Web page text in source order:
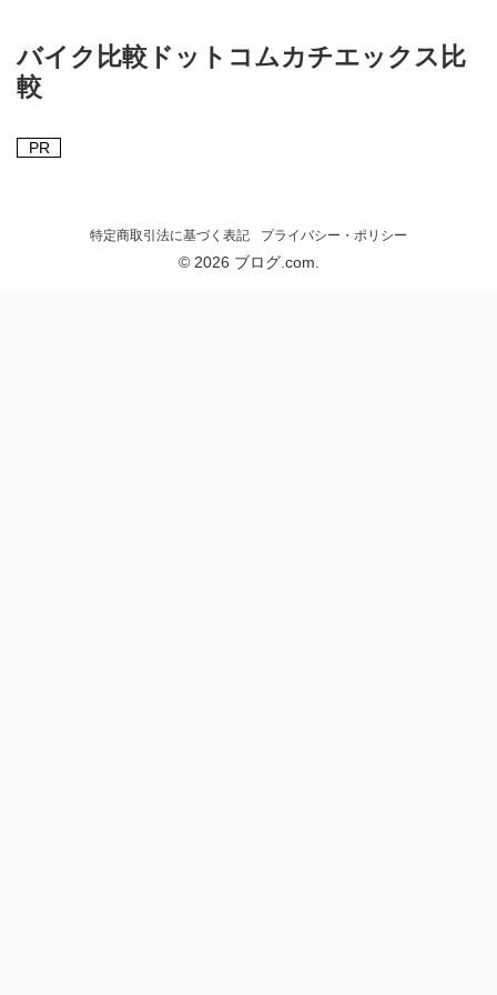
バイク比較ドットコムカチエックス比
較
PR
特定商取引法に基づく表記 プライバシー・ポリシー
© 2026 ブログ.com.